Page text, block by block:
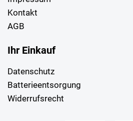
Kontakt
AGB
Ihr Einkauf
Datenschutz
Batterieentsorgung
Widerrufsrecht